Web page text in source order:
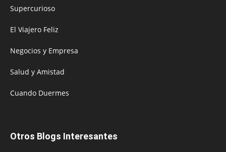
Supercurioso
El Viajero Feliz
Negocios y Empresa
Salud y Amistad
Cuando Duermes
Otros Blogs Interesantes